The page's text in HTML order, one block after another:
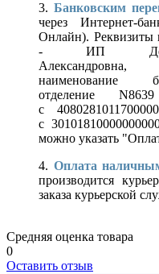
3.Банковским
через Интернет-
Онлайн). Реквизиты
- ИП
отделение
с
с
можно указать
4. Оплата
производится
заказа курьерской
Средняя оценка товара
0
Оставить отзыв